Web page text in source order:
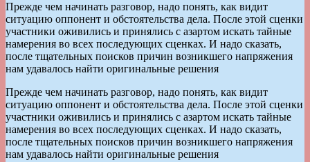
Прежде чем начинать разговор, надо понять, как видит
ситуацию оппонент и обстоятельства дела. После этой сценки
участники оживились и принялись с азартом искать тайные
намерения во всех последующих сценках. И надо сказать,
после тщательных поисков причин возникшего напряжения
нам удавалось найти оригинальные решения
Прежде чем начинать разговор, надо понять, как видит
ситуацию оппонент и обстоятельства дела. После этой сценки
участники оживились и принялись с азартом искать тайные
намерения во всех последующих сценках. И надо сказать,
после тщательных поисков причин возникшего напряжения
нам удавалось найти оригинальные решения